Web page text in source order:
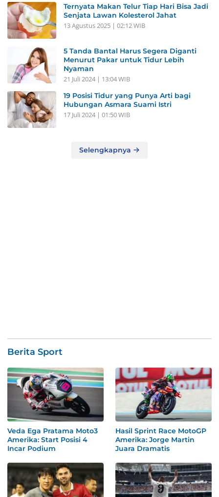
Ternyata Makan Telur Tiap Hari Bisa Jadi
Senjata Lawan Kolesterol Jahat
13 Agustus 2025 | 02:12 WIB
5 Tanda Bantal Harus Segera Diganti
Menurut Pakar untuk Tidur Lebih
Nyaman
21 Juli 2024 | 13:04 WIB
19 Posisi Tidur yang Punya Arti bagi
Hubungan Asmara Suami Istri
17 Juli 2024 | 01:50 WIB
Selengkapnya
Berita Sport
Veda Ega Pratama Moto3
Amerika: Start Posisi 4
Incar Podium
Hasil Sprint Race MotoGP
Amerika: Jorge Martin
Juara Dramatis